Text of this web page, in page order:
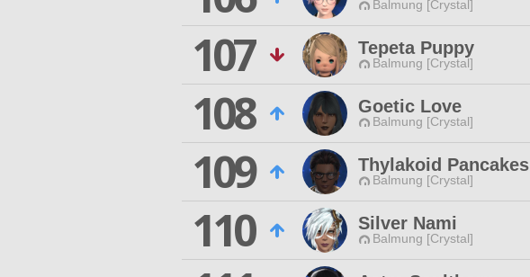
Balmung [Crystal]
107
Tepeta Puppy
Balmung [Crystal]
108
Goetic Love
Balmung [Crystal]
109
Thylakoid Pancakes
Balmung [Crystal]
110
Silver Nami
Balmung [Crystal]